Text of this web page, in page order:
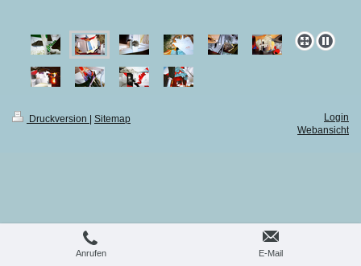
Druckversion | Sitemap
Login
Webansicht
Anrufen E-Mail